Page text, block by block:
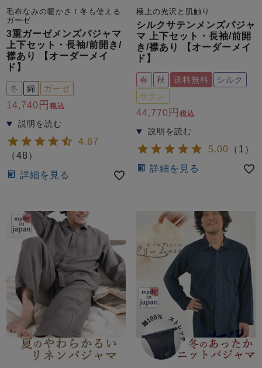
売れ筋ランキング
- Item Ranking -
新着商品
すべての季節のパジャマ一覧はこちら
き
ガールズかぶ
り
ボーイズ長袖
ボーイズ前開
ガールズ上着
単品
ガールズ ボーイズ上着
単品
ボーイズ
ン単品
売れ筋ランキング
- Item Ranking -
新着商品
- New Arrival -
毛布なみの暖かさ！冬も使える
ガーゼ
3重ガーゼメンズパジャマ
上下セット・長袖/前開き/
襟あり 【オーダーメイ
ド】
冬 綿 ガーゼ
14,740 税込
4.67
（48 ）
詳細を見る
極上の光沢と肌触り
シルクサテンメンズパジャ
マ 上下セット・長袖/前開
き/襟あり 【オーダーメイ
ド】
春 秋 送料無料
シルク
サテン
44,770 税込
5.00 （ 1 ）
詳細を見る